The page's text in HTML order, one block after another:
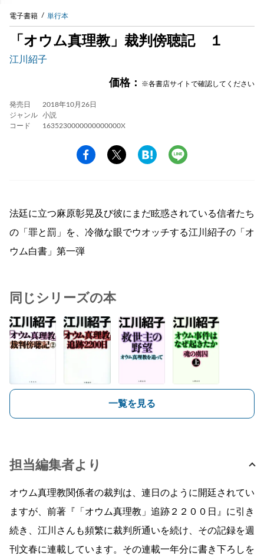
電子書籍 単行本
「オウム真理教」裁判傍聴記 １
江川紹子
価格： ※各書店サイトで確認してください
発売日
2018年10月26日
ジャンル
小説
コード
1635230000000000000X
法廷に立つ麻原彰晃及び彼にまだ眩惑されている信者たち
の「罪と罰」を、冷徹な眼でウオッチする江川紹子の「オ
ウム白書」第一弾
同じシリーズの本
一覧を見る
担当編集者より
オウム真理教関係者の裁判は、連日のように開廷されてい
ますが、前著『「オウム真理教」追跡２２００日』に引き
続き、江川さんも頻繁に裁判所通いを続け、その記録を週
刊文春に連載しています。その連載一年分に書き下ろしを